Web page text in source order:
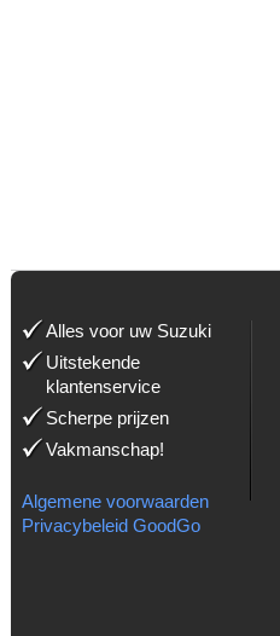
Alles voor uw Suzuki
Uitstekende
klantenservice
Scherpe prijzen
Vakmanschap!
Algemene voorwaarden
Privacybeleid GoodGo